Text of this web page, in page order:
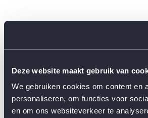
Deze website maakt gebruik van
We gebruiken cookies om content en
personaliseren, om functies voor
en om ons websiteverkeer te